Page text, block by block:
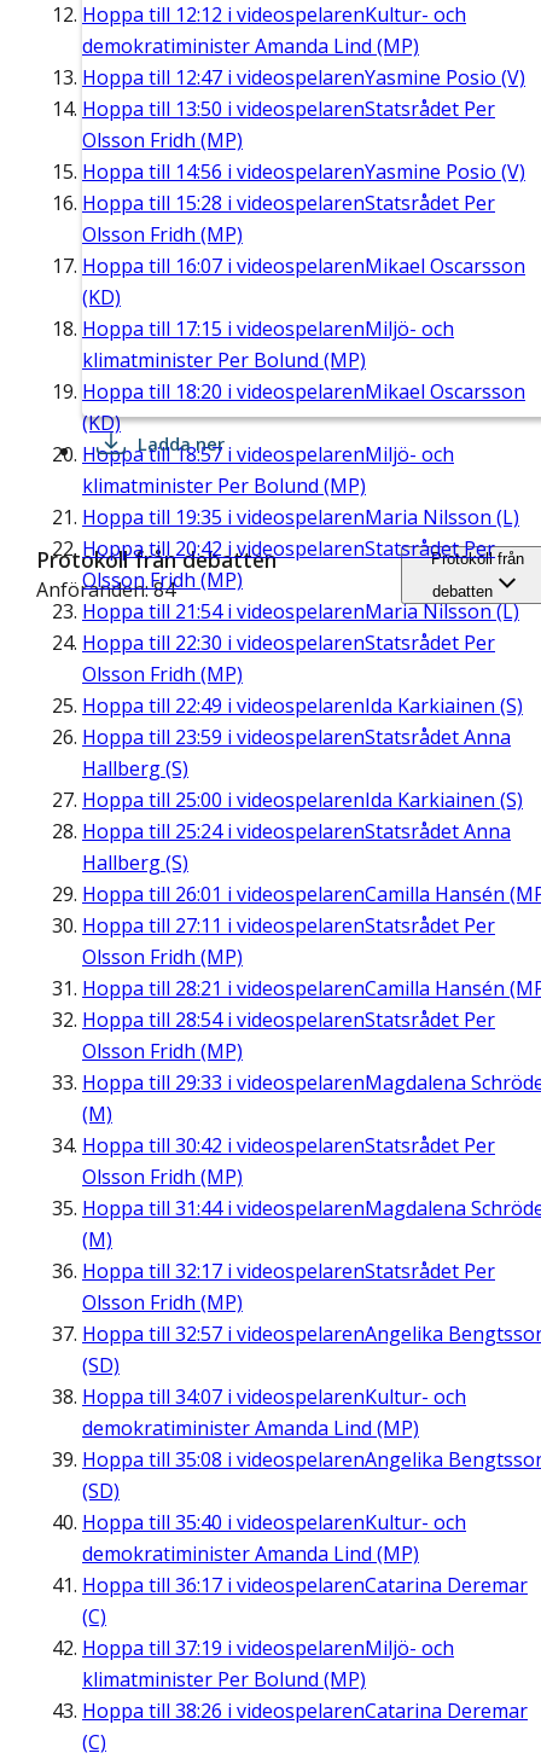
Hoppa till 12:12 i videospelarenKultur- och
demokratiminister Amanda Lind (MP)
Hoppa till 12:47 i videospelarenYasmine Posio (V)
Hoppa till 13:50 i videospelarenStatsrådet Per
Olsson Fridh (MP)
Hoppa till 14:56 i videospelarenYasmine Posio (V)
Hoppa till 15:28 i videospelarenStatsrådet Per
Olsson Fridh (MP)
Hoppa till 16:07 i videospelarenMikael Oscarsson
(KD)
Hoppa till 17:15 i videospelarenMiljö- och
klimatminister Per Bolund (MP)
Hoppa till 18:20 i videospelarenMikael Oscarsson
(KD)
Hoppa till18:57 i videospelarenMiljö- och
klimatminister Per Bolund (MP)
Hoppa till 19:35 i videospelarenMaria Nilsson (L)
Hoppa till 20:42 i videospelarenStatsrådet Per
Olsson Fridh (MP)
Hoppa till 21:54i videospelarenMaria Nilsson (L)
Hoppa till 22:30 i videospelarenStatsrådet Per
Olsson Fridh (MP)
Hoppa till 22:49 i videospelarenIda Karkiainen (S)
Hoppa till 23:59 i videospelarenStatsrådet Anna
Hallberg (S)
Hoppa till 25:00 i videospelarenIda Karkiainen (S)
Hoppa till 25:24i videospelarenStatsrådet Anna
Hallberg (S)
Hoppa till 26:01 i videospelarenCamilla Hansén
Hoppa till 27:11 i videospelarenStatsrådet Per
Olsson Fridh (MP)
Hoppa till 28:21 i videospelarenCamilla Hansén
Hoppa till 28:54i videospelarenStatsrådet Per
Olsson Fridh (MP)
Hoppa till 29:33 i videospelarenMagdalena
(M)
Hoppa till 30:42 i videospelarenStatsrådet Per
Olsson Fridh (MP)
Hoppa till 31:44i videospelarenMagdalena
(M)
Hoppa till 32:17 i videospelarenStatsrådet Per
Olsson Fridh (MP)
Hoppa till 32:57 i videospelarenAngelika
(SD)
Hoppa till 34:07 i videospelarenKultur- och
demokratiminister Amanda Lind (MP)
Hoppa till 35:08 i videospelarenAngelika
(SD)
Hoppa till 35:40 i videospelarenKultur- och
demokratiminister Amanda Lind (MP)
Hoppa till 36:17 i videospelarenCatarina Deremar
(C)
Hoppa till 37:19 i videospelarenMiljö- och
klimatminister Per Bolund (MP)
Hoppa till 38:26 i videospelarenCatarina Deremar
(C)
Ladda ner
Protokoll från debatten
Anföranden: 84
Protokoll från
debatten